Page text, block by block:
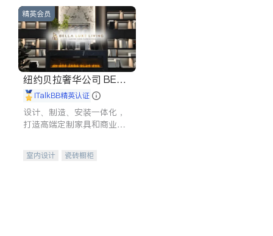
精英会员
纽约贝拉奢华公司 BELL
A LUXE
iTalkBB精英认证
设计、制造、安装一体化，
打造高端定制家具和商业空
室内设计
瓷砖橱柜